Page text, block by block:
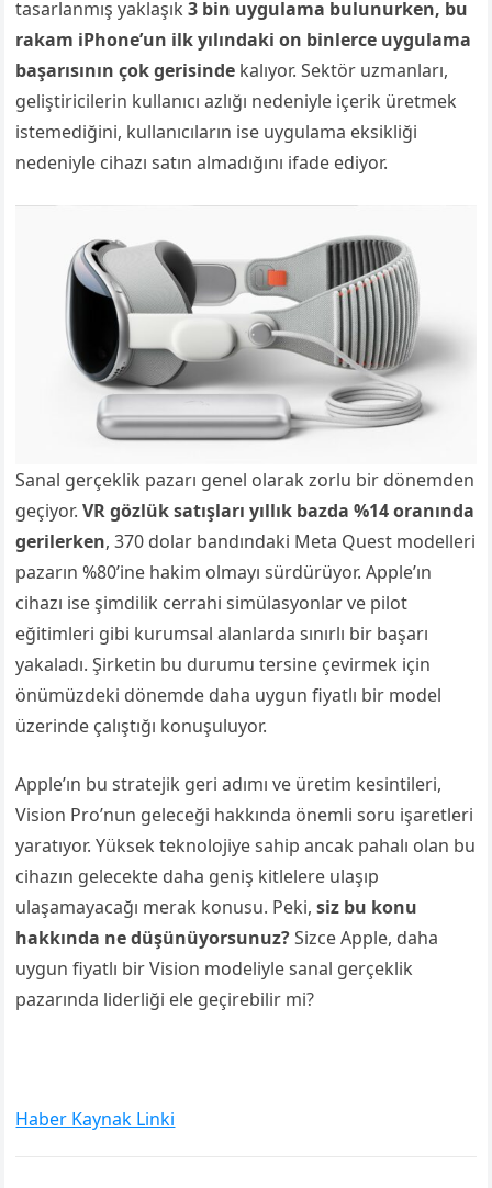
tasarlanmış yaklaşık3 bin uygulama bulunurken, bu
rakam iPhone’un ilk yılındaki on binlerce uygulama
başarısının çok gerisinde kalıyor. Sektör uzmanları,
geliştiricilerin kullanıcı azlığı nedeniyle içerik üretmek
istemediğini, kullanıcıların ise uygulama eksikliği
nedeniyle cihazı satın almadığını ifade ediyor.
Sanal gerçeklik pazarı genel olarak zorlu bir dönemden
geçiyor.VR gözlük satışları yıllık bazda %14 oranında
gerilerken, 370 dolar bandındaki Meta Quest modelleri
pazarın %80’ine hakim olmayı sürdürüyor. Apple’ın
cihazı ise şimdilik cerrahi simülasyonlar ve pilot
eğitimleri gibi kurumsal alanlarda sınırlı bir başarı
yakaladı. Şirketin bu durumu tersine çevirmek için
önümüzdeki dönemde daha uygun fiyatlı bir model
üzerinde çalıştığı konuşuluyor.
Apple’ın bu stratejik geri adımı ve üretim kesintileri,
Vision Pro’nun geleceği hakkında önemli soru işaretleri
yaratıyor. Yüksek teknolojiye sahip ancak pahalı olan bu
cihazın gelecekte daha geniş kitlelere ulaşıp
ulaşamayacağı merak konusu. Peki,siz bu konu
hakkında ne düşünüyorsunuz?Sizce Apple, daha
uygun fiyatlı bir Vision modeliyle sanal gerçeklik
pazarında liderliği ele geçirebilir mi?
Haber Kaynak Linki